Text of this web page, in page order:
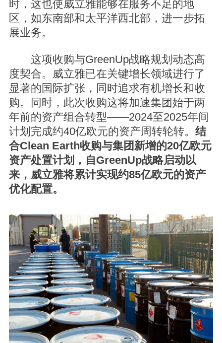
时，这也使威立雅能够在服务不足的地
区，如东南部和太平洋西北部，进一步拓
展业务。
这项收购与GreenUp战略规划动态高
度契合。威立雅已在关键增长领域进行了
显著的国际扩张，同时追求有机增长和收
购。同时，此次收购这将加速集团始于两
年前的资产组合转型——2024至2025年间
计划完成约40亿欧元的资产周转轮转。 结
合Clean Earth收购与集团新增的20亿欧元
资产处置计划，自GreenUp战略启动以
来，威立雅将累计实现约85亿欧元的资产
优化配置。